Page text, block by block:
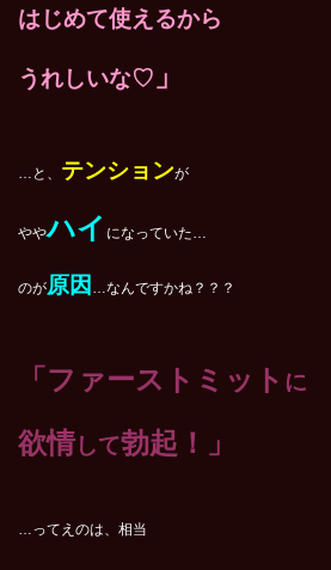
はじめて使えるから
うれしいな♡ 」
…と、 テンションが
ややハイ になっていた…
のが原因 …なんですかね？？？
「ファーストミット に
欲情して勃起！」
…ってえのは、相当